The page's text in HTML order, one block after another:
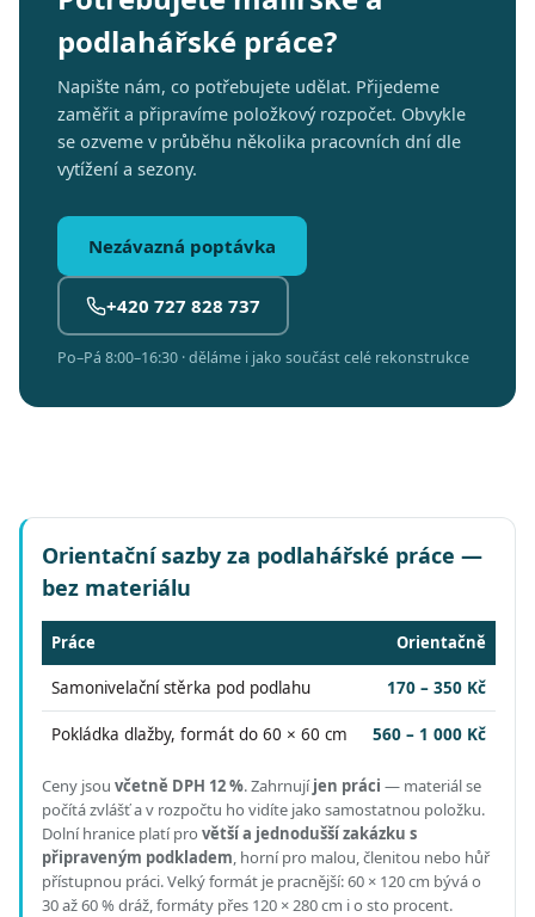
podlahářské práce?
Napište nám, co potřebujete udělat. Přijedeme
zaměřit a připravíme položkový rozpočet. Obvykle
se ozveme v průběhu několika pracovních dní dle
vytížení a sezony.
Nezávazná poptávka
+420 727 828 737
Po–Pá 8:00–16:30 · děláme i jako součást celé rekonstrukce
Orientační sazby za podlahářské práce —
bez materiálu
Práce Orientačně
Samonivelační stěrka pod podlahu 170 – 350 Kč
Pokládka dlažby, formát do 60 × 60 cm 560 – 1 000 Kč
Ceny jsou včetně DPH 12 %.Zahrnujíjen práci — materiál se
počítá zvlášť a v rozpočtu ho vidíte jako samostatnou položku.
Dolní hranice platí pro větší a jednodušší zakázku s
připraveným podkladem, horní pro malou, členitou nebo hůř
přístupnou práci.Velký formát je pracnější: 60 × 120 cm bývá o
30 až 60 % dráž, formáty přes 120 × 280 cm i o sto procent.